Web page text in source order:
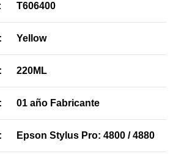
: T606400
: Yellow
: 220ML
: 01 año Fabricante
: Epson Stylus Pro: 4800 / 4880